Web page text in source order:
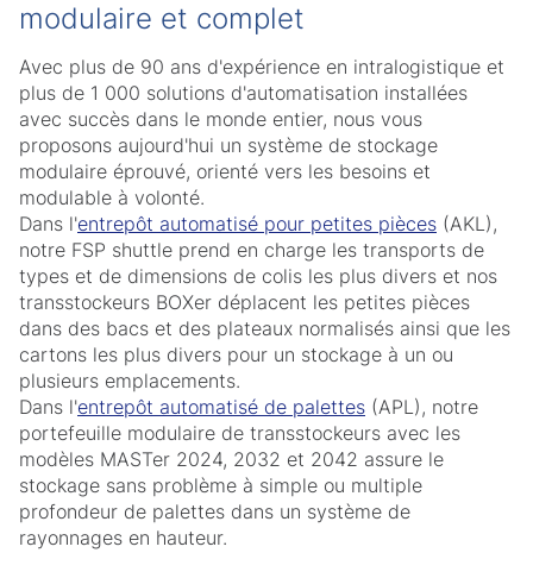
modulaire et complet
Avec plus de 90 ans d'expérience en intralogistique et
plus de 1 000 solutions d'automatisation installées
avec succès dans le monde entier, nous vous
proposons aujourd'hui un système de stockage
modulaire éprouvé, orienté vers les besoins et
modulable à volonté.
Dans l'entrepôt automatisé pour petites pièces (AKL),
notre FSP shuttle prend en charge les transports de
types et de dimensions de colis les plus divers et nos
transstockeurs BOXer déplacent les petites pièces
dans des bacs et des plateaux normalisés ainsi que les
cartons les plus divers pour un stockage à un ou
plusieurs emplacements.
Dans l'entrepôt automatisé de palettes (APL), notre
portefeuille modulaire de transstockeurs avec les
modèles MASTer 2024, 2032 et 2042 assure le
stockage sans problème à simple ou multiple
profondeur de palettes dans un système de
rayonnages en hauteur.